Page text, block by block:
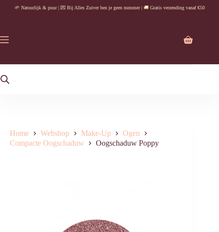
🌱 Natuurlijk & puur | 💌 Bij Alles Zuiver ben je geen nummer | 🚚 Gratis verzending vanaf €50
Home Webshop Make-Up
Ogen
Compacte Oogschaduw
Oogschaduw Poppy